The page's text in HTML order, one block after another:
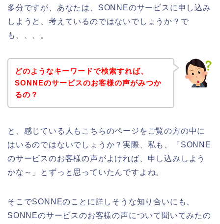
多分ですが、あなたは、SONNEのサービスに申し込み
しようと、考えているのではないでしょうか？で
も、、、。
どのようなキーワードで検索すれば、
SONNEのサービスのお客様の声がみつか
るの？
と、感じている人もこちらのページをご覧の方の中に
はいるのではないでしょうか？実際、私も、「SONNE
のサービスのお客様の声がよければ、申し込みしよう
かな～」とずっと思っていたんですよね。
そこでSONNEのことに詳しそうな知り合いにも、
SONNEのサービスのお客様の声について聞いてみたの